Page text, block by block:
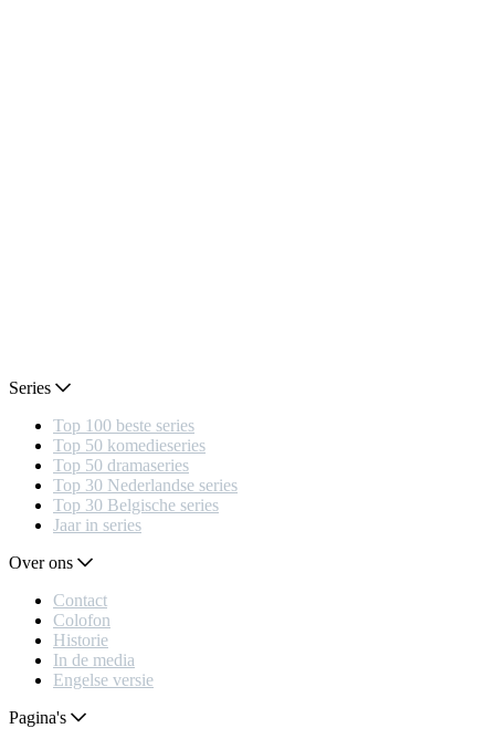
Series
Top 100 beste series
Top 50 komedieseries
Top 50 dramaseries
Top 30 Nederlandse series
Top 30 Belgische series
Jaar in series
Over ons
Contact
Colofon
Historie
In de media
Engelse versie
Pagina's